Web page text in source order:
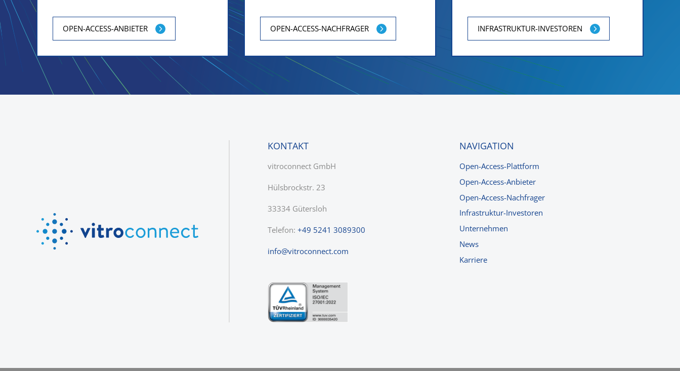
OPEN-ACCESS-ANBIETER OPEN-ACCESS-NACHFRAGER INFRASTRUKTUR-INVESTOREN
KONTAKT
vitroconnect GmbH
Hülsbrockstr. 23
33334 Gütersloh
Telefon: +49 5241 3089300
nf v tr c nn ct c m
NAVIGATION
Open-Access-Plattform
Open-Access-Anbieter
Open-Access-Nachfrager
Infrastruktur-Investoren
Unternehmen
News
Karriere